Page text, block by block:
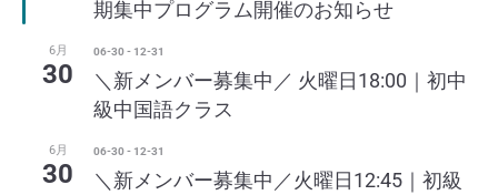
期集中プログラム開催のお知らせ
6月
30
06-30- 12-31
＼新メンバー募集中／ 火曜日18:00｜初中
級中国語クラス
6月
30
06-30- 12-31
＼新メンバー募集中／火曜日12:45｜初級